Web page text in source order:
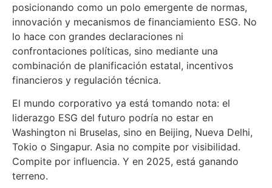
posicionando como un polo emergente de normas,
innovación y mecanismos de financiamiento ESG. No
lo hace con grandes declaraciones ni
confrontaciones políticas, sino mediante una
combinación de planificación estatal, incentivos
financieros y regulación técnica.
El mundo corporativo ya está tomando nota: el
liderazgo ESG del futuro podría no estar en
Washington ni Bruselas, sino en Beijing, Nueva Delhi,
Tokio o Singapur. Asia no compite por visibilidad.
Compite por influencia. Y en 2025, está ganando
terreno.